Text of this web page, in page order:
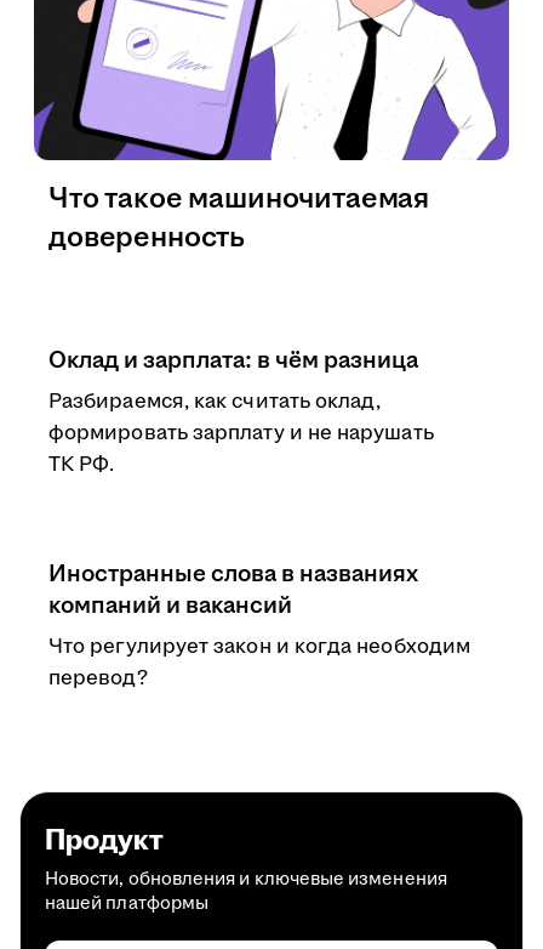
Оклад и зарплата: в чём разница
Разбираемся, как считать оклад,
формировать зарплату и не нарушать
ТК РФ.
Иностранные слова в названиях
компаний и вакансий
Что регулирует закон и когда необходим
перевод?
Что такое машиночитаемая
доверенность
Продукт
Новости, обновления и ключевые изменения
нашей платформы